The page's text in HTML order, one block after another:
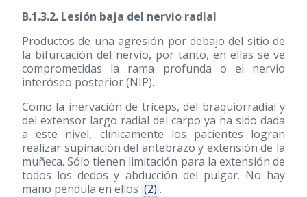
B.1.3.2. Lesión baja del nervio radial
Productos de una agresión por debajo del sitio de
la bifurcación del nervio, por tanto, en ellas se ve
comprometidas la rama profunda o el nervio
interóseo posterior (NIP).
Como la inervación de tríceps, del braquiorradial y
del extensor largo radial del carpo ya ha sido dada
a este nivel, clínicamente los pacientes logran
realizar supinación del antebrazo y extensión de la
muñeca. Sólo tienen limitación para la extensión de
todos los dedos y abducción del pulgar. No hay
mano péndula en ellos (2) .